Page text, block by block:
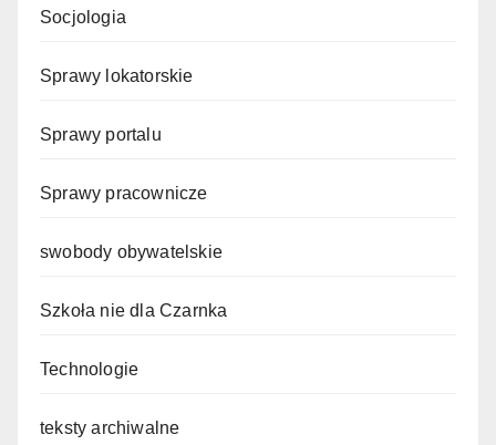
Socjologia
Sprawy lokatorskie
Sprawy portalu
Sprawy pracownicze
swobody obywatelskie
Szkoła nie dla Czarnka
Technologie
teksty archiwalne